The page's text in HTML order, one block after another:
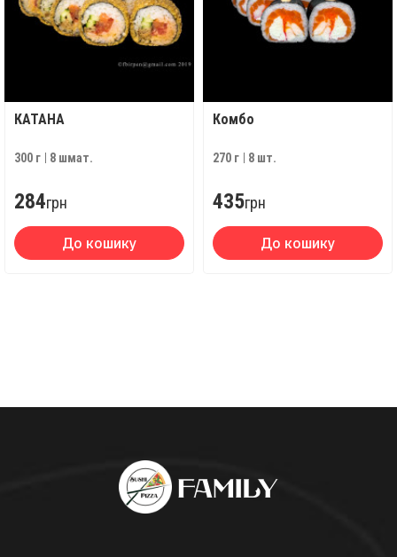
КАТАНА
300 г 8 шмат.
284грн
До кошику
Комбо
270 г 8 шт.
435грн
До кошику